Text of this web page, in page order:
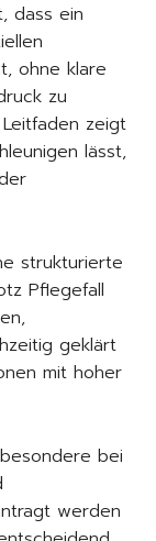
dass ein
ohne klare
zu
zeigt
lässt,
strukturierte
Pflegefall
geklärt
mit hoher
bei
werden